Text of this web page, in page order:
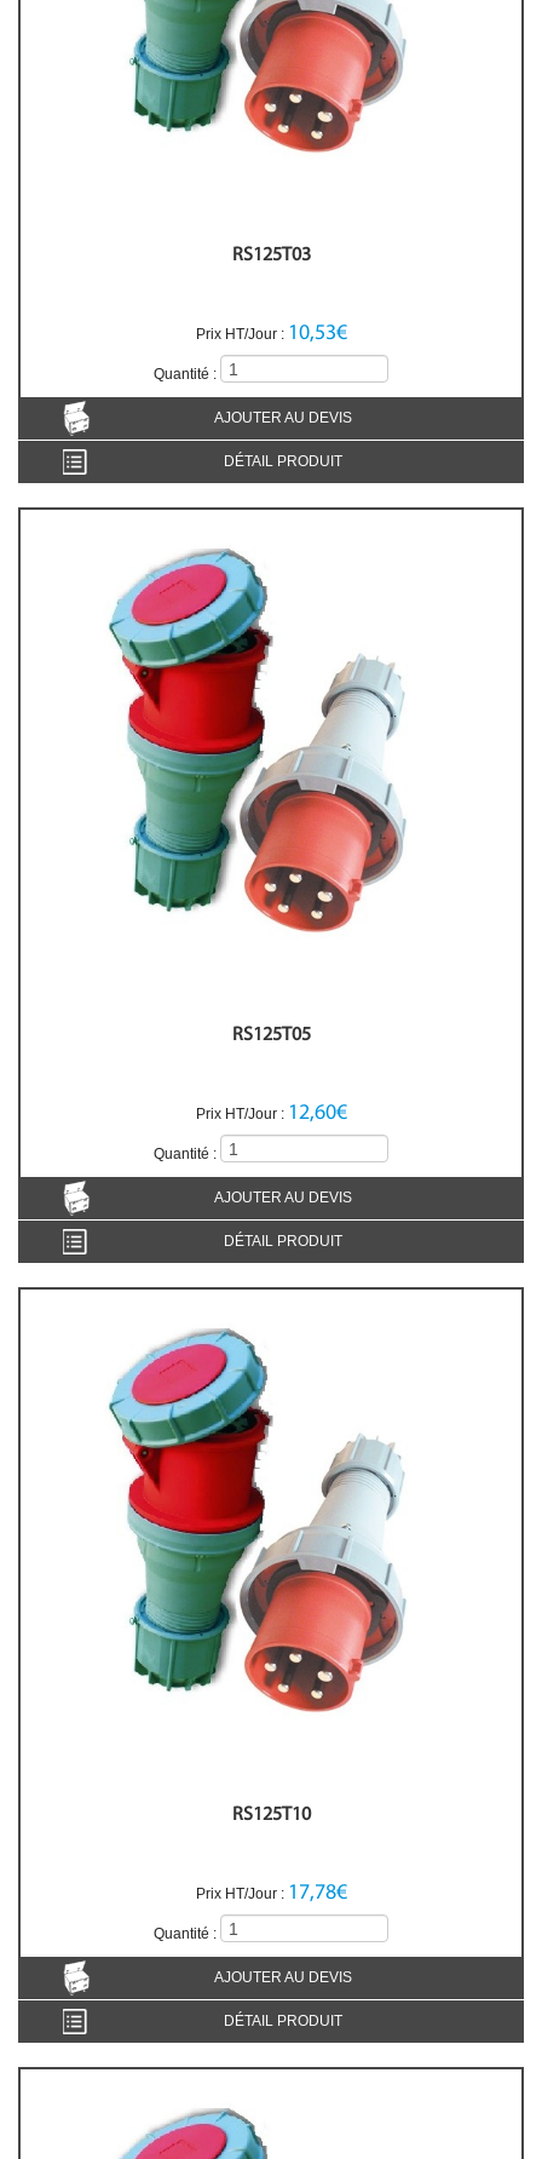
RS125T03
Prix HT/Jour : 10,53€
Quantité :
AJOUTER AU DEVIS
DÉTAIL PRODUIT
RS125T05
Prix HT/Jour : 12,60€
Quantité :
AJOUTER AU DEVIS
DÉTAIL PRODUIT
RS125T10
Prix HT/Jour : 17,78€
Quantité :
AJOUTER AU DEVIS
DÉTAIL PRODUIT